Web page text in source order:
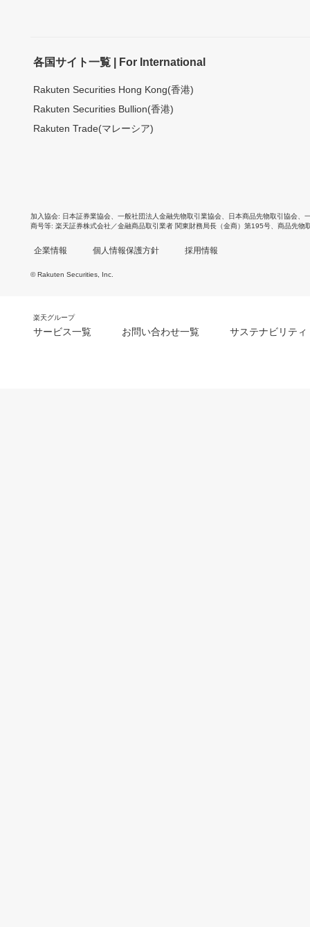
各国サイト一覧 | For International
Rakuten Securities Hong Kong(香港)
Rakuten Securities Bullion(香港)
Rakuten Trade(マレーシア)
加入協会 日本証券業協会 一般社団法人金融先物取引業協会 日本商品先物取引協会
商号等 楽天証券株式会社／金融商品取引業者 関東財務局長（金商）第195号、商品先物
企業情報 個人情報保護方針 採用情報
© Rakuten Securities, Inc.
楽天グループ
サービス一覧 お問い合わせ一覧 サステナビリティ